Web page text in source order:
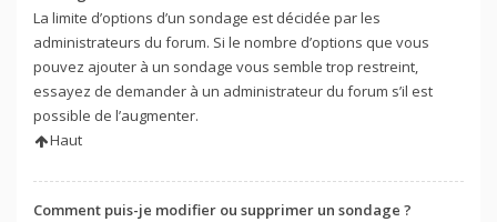
La limite d’options d’un sondage est décidée par les
administrateurs du forum. Si le nombre d’options que vous
pouvez ajouter à un sondage vous semble trop restreint,
essayez de demander à un administrateur du forum s’il est
possible de l’augmenter.
Haut
Comment puis-je modifier ou supprimer un sondage ?